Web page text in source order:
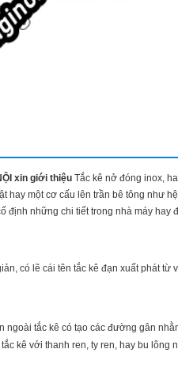
xin giới thiệu Tắc kê nở đóng inox,
hay một cơ cấu lên trần bê tông như
định những chi tiết trong nhà máy hay
có lẽ cái tên tắc kê đạn xuất phát
ngoài tắc kê có tạo các đường gân
kê với thanh ren, ty ren, hay bu lông